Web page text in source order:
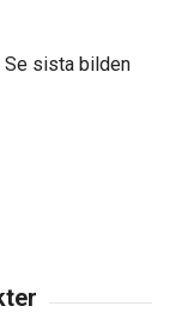
Se sista bilden